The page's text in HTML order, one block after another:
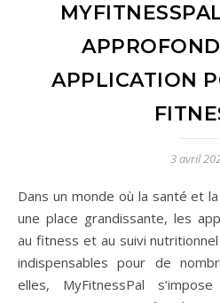
APPLICATION
3 avril
Dans un monde où la santé et la forme physique occupent
une place grandissante, les
au fitness et au suivi
indispensables pour de
elles, MyFitnessPal